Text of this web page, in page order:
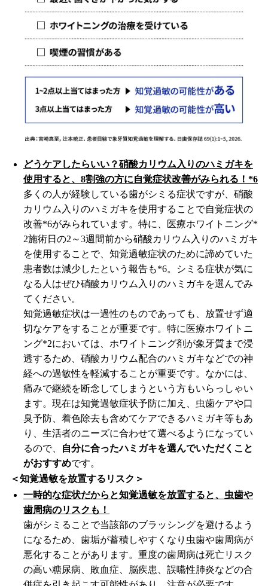
どうケアしたらいい？硝酸カリウム入りのハミガキを
使用すると、8割強の方に自覚症状改善がみられる！*6
多くの人が経験している歯がシミる症状ですが、硝酸
カリウム入りのハミガキを使用することで自覚症状の
改善*6がみられています。特に、医療ホワイトニング*
2施術日の2～3週間前から硝酸カリウム入りのハミガキ
を使用することで、知覚過敏症状のために諦めていた
患者数は減少したという報告も*6。シミる症状が気に
なる人はぜひ硝酸カリウム入りのハミガキを選んでみ
てください。
知覚過敏症状は一過性のものであっても、放置せず適
切なケアをすることが重要です。特に医療ホワイトニ
ング*2においては、ホワイトニング剤が象牙質まで浸
透するため、硝酸カリウム配合のハミガキなどでの神
経への過敏性を軽減することが重要です。なかには、
痛みで継続を断念してしまうという方もいらっしゃい
ます。現在は知覚過敏症状予防に加え、虫歯ケアや口
臭予防、着色除去も含めてケアできるハミガキ等もあ
り、生活者のニーズに合わせて選べるようになってい
るので、
自分に合ったハミガキを選んでいただくこと
がおすすめです。
＜知覚過敏を放置するリスク＞
一時的な症状だからと知覚過敏を放置すると、虫歯や
歯周病のリスクも！
歯がシミることで当該部のブラッシングを避けるよう
になるため、歯垢が蓄積しやすくなり虫歯や歯周病が
悪化することがあります。重度の歯周病は死亡リスク
の高い糖尿病、敗血症、脳疾患、誤嚥性肺炎などの合